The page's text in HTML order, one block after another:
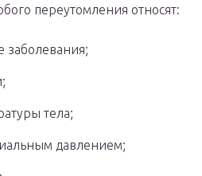
переутомления относят:
заболевания;
тела;
давлением;